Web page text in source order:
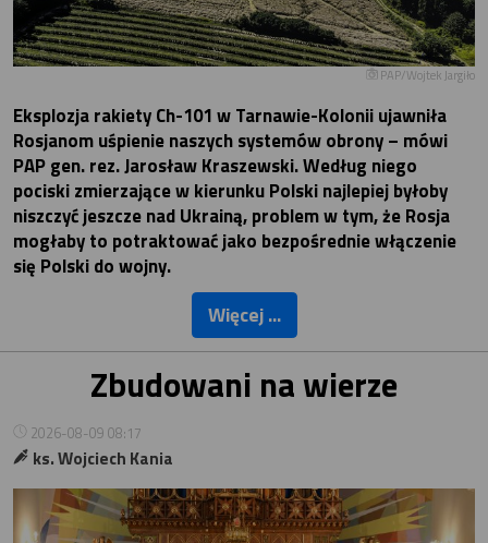
PAP/Wojtek Jargiło
Eksplozja rakiety Ch-101 w Tarnawie-Kolonii ujawniła
Rosjanom uśpienie naszych systemów obrony – mówi
PAP gen. rez. Jarosław Kraszewski. Według niego
pociski zmierzające w kierunku Polski najlepiej byłoby
niszczyć jeszcze nad Ukrainą, problem w tym, że Rosja
mogłaby to potraktować jako bezpośrednie włączenie
się Polski do wojny.
Więcej ...
Zbudowani na wierze
2026-08-09 08:17
ks. Wojciech Kania